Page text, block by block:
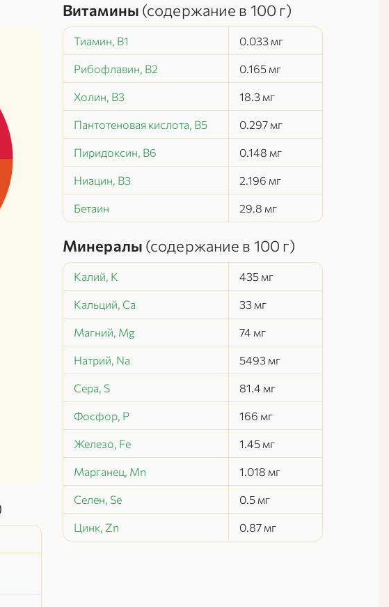
Витамины (содержание в 100 г)
Тиамин, В1 0.033 мг
Рибофлавин, В2 0.165 мг
Холин, В3 18.3 мг
Пантотеновая кислота, В5 0.297 мг
Пиридоксин, В6 0.148 мг
Ниацин, В3 2.196 мг
Бетаин 29.8 мг
Минералы (содержание в 100 г)
Калий, K 435 мг
Кальций, Ca 33 мг
Магний, Mg 74 мг
Натрий, Na 5493 мг
Сера, S 81.4 мг
Фосфор, P 166 мг
Железо, Fe 1.45 мг
Марганец, Mn 1.018 мг
Селен, Se 0.5 мг
Цинк, Zn 0.87 мг